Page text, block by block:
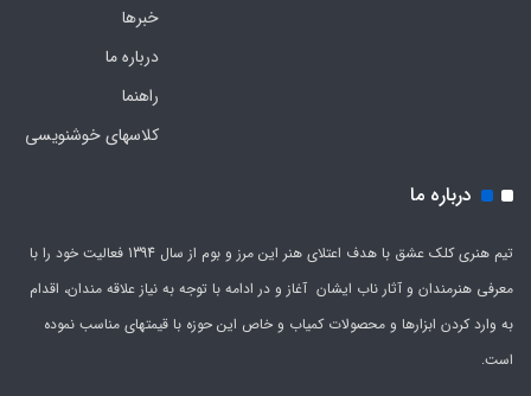
خبرها
درباره ما
راهنما
کلاسهای خوشنویسی
درباره ما
تیم هنری کلک عشق با هدف اعتلای هنر این مرز و بوم از سال 1394 فعالیت خود را با
معرفی هنرمندان و آثار ناب ایشان آغاز و در ادامه با توجه به نیاز علاقه مندان، اقدام
به وارد کردن ابزارها و محصولات کمیاب و خاص این حوزه با قیمتهای مناسب نموده
است.